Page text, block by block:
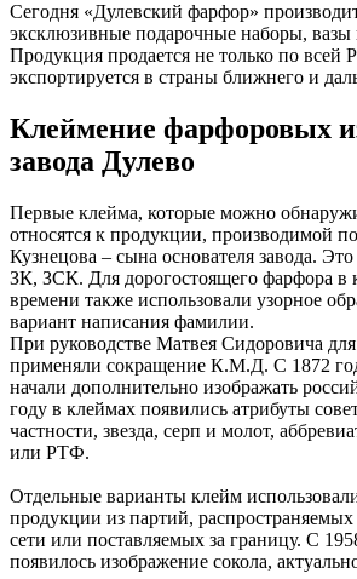
Сегодня «Дулевский фарфор»
эксклюзивные подарочные наборы, вазы
Продукция продается не только по всей
экспортируется в страны ближнего и
Клеймение фарфоровых
завода Дулево
Первые клейма, которые можно
относятся к продукции, производимой
Кузнецова – сына основателя завода.
ЗК, ЗСК. Для дорогостоящего фарфора в
времени также использовали узорное
вариант написания фамилии.
При руководстве Матвея Сидоровича
применяли сокращение К.М.Д. С 1872
начали дополнительно изображать
году в клеймах появились атрибуты
частности, звезда, серп и молот,
или РТФ.
Отдельные варианты клейм
продукции из партий, распространяемых
сети или поставляемых за границу. С
появилось изображение сокола,